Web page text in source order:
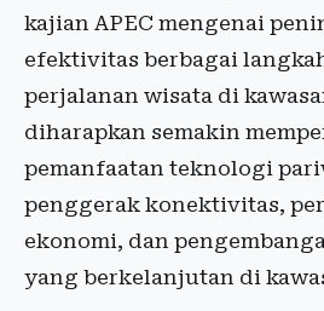
kajian APEC mengenai
efektivitas berbagai
perjalanan wisata di
diharapkan semakin
pemanfaatan teknologi
penggerak konektivitas,
ekonomi, dan
yang berkelanjutan di